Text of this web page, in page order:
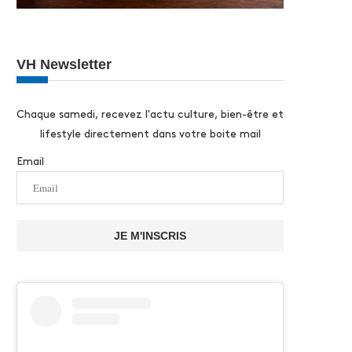
VH Newsletter
Chaque samedi, recevez l'actu culture, bien-être et
lifestyle directement dans votre boite mail
Email
JE M'INSCRIS